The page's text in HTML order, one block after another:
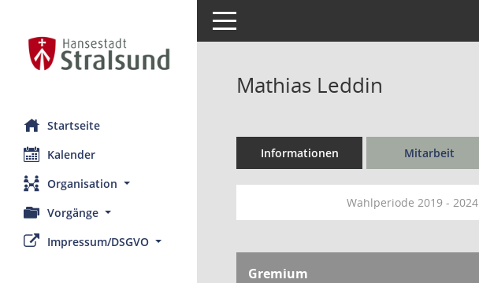
Startseite
Kalender
Organisation
Vorgänge
Impressum/DSGVO
Toggle navigation
Mathias Leddin
Informationen Mitarbeit
Wahlperiode 2019 - 2024
Gremium